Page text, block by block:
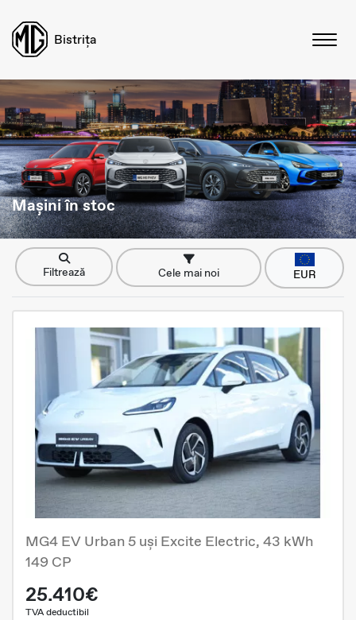
Bistrița
Mașini în stoc
Filtrează Cele mai noi EUR
MG4 EV Urban 5 uși Excite Electric, 43 kWh
149 CP
25.410€
TVA deductibil